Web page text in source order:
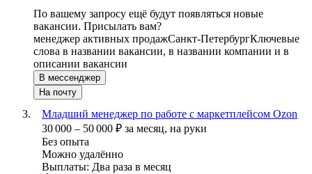
По вашему запросу ещё будут появляться новые
вакансии. Присылать вам?
менеджер активных продажСанкт-ПетербургКлючевые
слова в названии вакансии, в названии компании и в
описании вакансии
В мессенджер
На почту
Младший менеджер по работе с маркетплейсом Ozon
30 000 – 50 000 ₽ за месяц, на руки
Без опыта
Можно удалённо
Выплаты: Два раза в месяц